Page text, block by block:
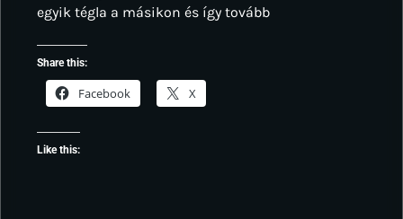
egyik tégla a másikon és így tovább
Share this:
Facebook X
Like this: